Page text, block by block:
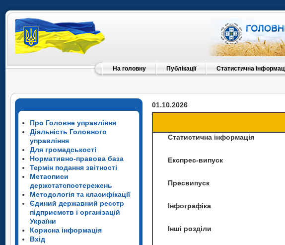
На головну Публікації Статистична
Про Головне управління
Діяльність Головного
управління
Для громадськості
Нормативно-правова база
Термін подання звітності
Метаописи
держстатспостережень
Методологія та класифікації
Єдиний державний реєстр
підприємств і організацій
України
Корисна інформація
Вхід
01.10.2026
Статистична інформація
Експрес-випуск
Пресвипуск
Інфографіка
Інші розділи